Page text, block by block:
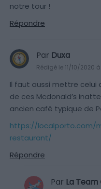
notre tour !
Répondre
Par Duxa
Rédigé le 11/10/2020
Il faut aussi mettre celui
de ces Mcdonald’s
ancien café typique de
https://localporto.com/
restaurant/
Répondre
Par La Team